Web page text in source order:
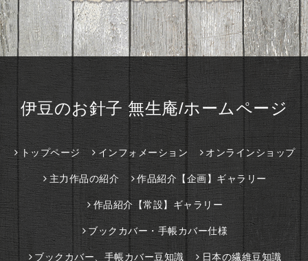
伊豆のお針子 無生庵/ホームページ
トップページ インフォメーション オンラインショップ
主力作品の紹介 作品紹介【企画】ギャラリー
作品紹介【常設】ギャラリー
ブックカバー・手帳カバー仕様
ブックカバー、手帳カバー豆知識 日本の繊維豆知識